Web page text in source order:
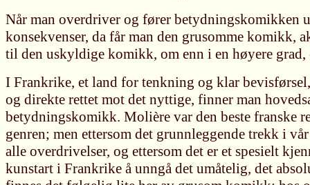
Når man overdriver og fører betydningskomikken
konsekvenser, da får man den grusomme komikk,
til den uskyldige komikk, om enn i en høyere
I Frankrike, et land for tenkning og klar
og direkte rettet mot det nyttige, finner man
betydningskomikk. Molière var den beste franske
genren; men ettersom det grunnleggende trekk i
alle overdrivelser, og ettersom det er et spesielt
kunstart i Frankrike å unngå det umåtelig, det